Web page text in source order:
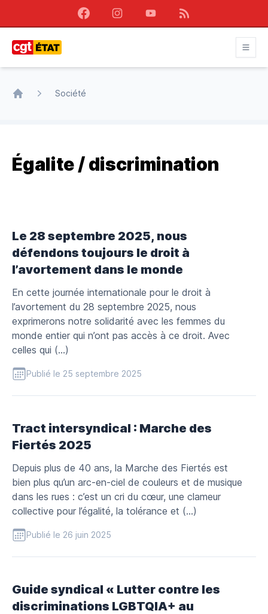
FacebookInstagramYoutubeRSS
Société
Égalite / discrimination
Le 28 septembre 2025, nous
défendons toujours le droit à
l’avortement dans le monde
En cette journée internationale pour le droit à
l’avortement du 28 septembre 2025, nous
exprimerons notre solidarité avec les femmes du
monde entier qui n’ont pas accès à ce droit. Avec
celles qui (…)
Publié le 25 septembre 2025
Tract intersyndical : Marche des
Fiertés 2025
Depuis plus de 40 ans, la Marche des Fiertés est
bien plus qu’un arc-en-ciel de couleurs et de musique
dans les rues : c’est un cri du cœur, une clameur
collective pour l’égalité, la tolérance et (…)
Publié le 26 juin 2025
Guide syndical « Lutter contre les
discriminations LGBTQIA+ au